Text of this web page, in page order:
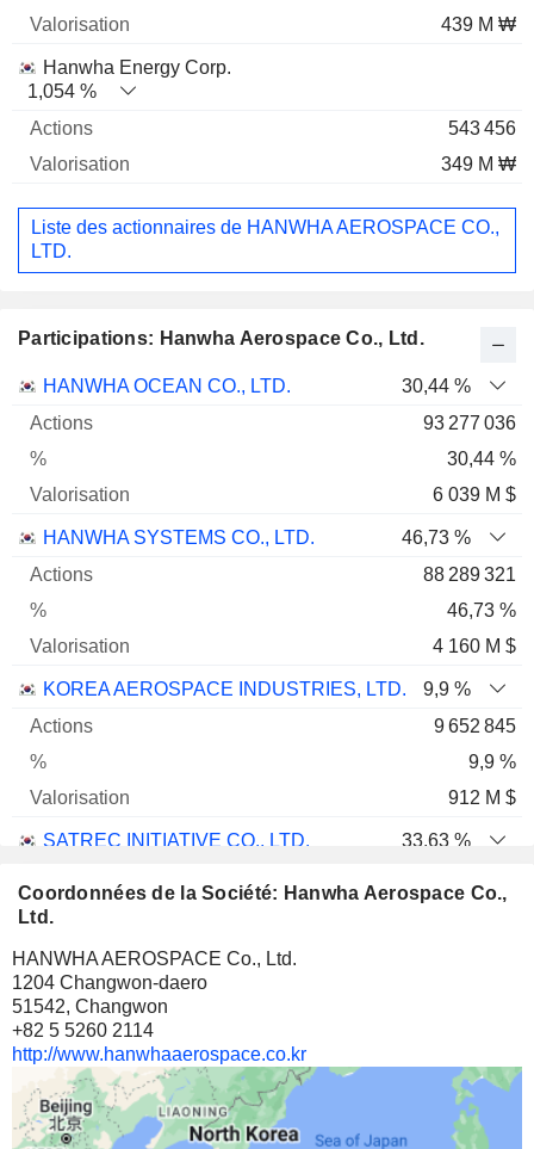
439 M ₩
Hanwha Energy Corp.
1,054 %
543 456
349 M ₩
Liste des actionnaires de HANWHA AEROSPACE CO.,
LTD.
Participations: Hanwha Aerospace Co., Ltd.
Nom Actions % Valorisation
HANWHA OCEAN CO., LTD.
30,44 %
93 277 036
30,44 %
6 039 M $
HANWHA SYSTEMS CO., LTD.
46,73 %
88 289 321
46,73 %
4 160 M $
KOREA AEROSPACE INDUSTRIES, LTD.
9,9 %
9 652 845
9,9 %
912 M $
SATREC INITIATIVE CO., LTD.
33,63 %
HANWHA AEROSPACE CO., LTD.
0,22 %
74 M $
Coordonnées de la Société: Hanwha Aerospace Co.,
Ltd.
HANWHA AEROSPACE Co., Ltd.
1204 Changwon-daero
51542, Changwon
+82 5 5260 2114
http://www.hanwhaaerospace.co.kr